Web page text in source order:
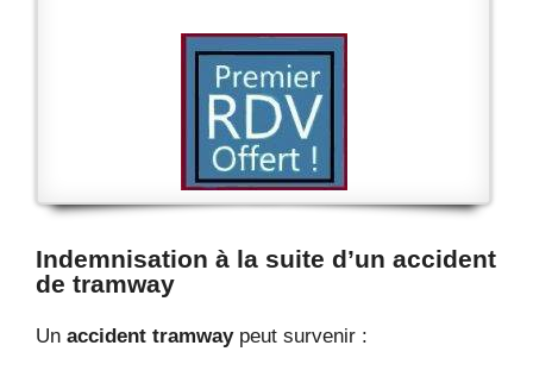
Indemnisation à la suite d’un accident
de tramway
Un accident tramwaypeut survenir :